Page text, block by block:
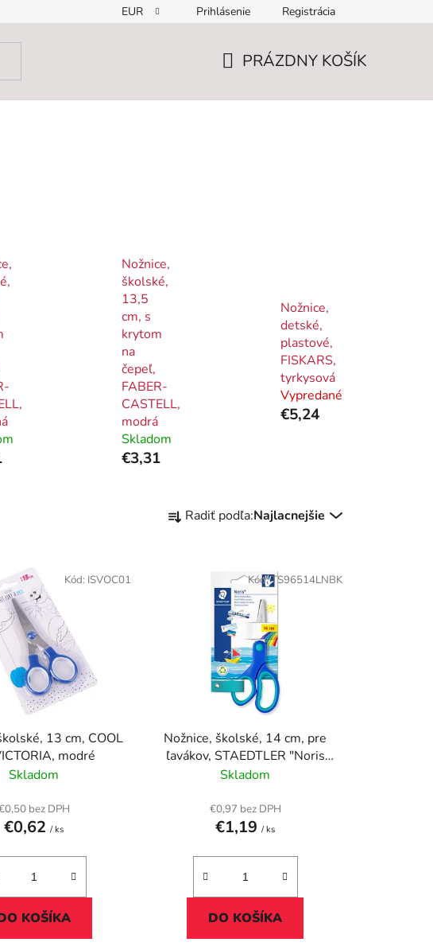
EUR Prihlásenie Registrácia
PRÁZDNY KOŠÍK
Nožnice,
školské,
13,5
cm, s
krytom
na
čepeľ,
FABER-
CASTELL,
modrá
Skladom
€3,31
Nožnice,
detské,
plastové,
FISKARS,
tyrkysová
Vypredané
€5,24
a
u
k
Radiť podľa:Najlacnejšie
13 cm, COOL
modré
Skladom
bez DPH
€0,62/ ks
KOŠÍKA
Kód: ISVOC01
Nožnice, školské, 14 cm, pre
ľavákov, STAEDTLER "Noris
965", modrá
Skladom
€0,97 bez DPH
€1,19/ ks
DO KOŠÍKA
Kód:TS96514LNBK